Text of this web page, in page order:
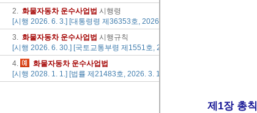
2. 화물자동차 운수사업법 시행령
[시행 2026. 6. 3.] [대통령령 제36353호, 2026. 5. 26., 일부개정]
3. 화물자동차 운수사업법 시행규칙
[시행 2026. 6. 30.] [국토교통부령 제1551호, 2025. 12. 29., 일부개정]
4.
화물자동차 운수사업법
[시행 2028. 1. 1.] [법률 제21483호, 2026. 3. 17., 일부개정]
제1장 총칙